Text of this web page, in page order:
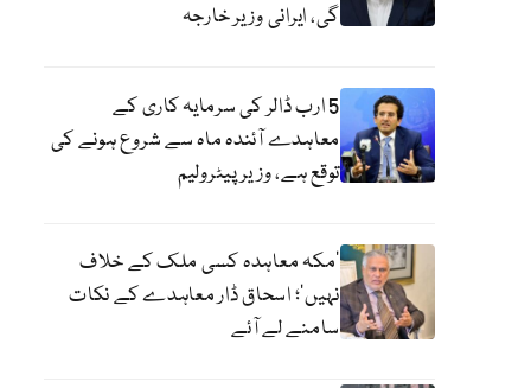
گی، ایرانی وزیر خارجہ
5 ارب ڈالر کی سرمایہ کاری کے
معاہدے آئندہ ماہ سے شروع ہونے کی
توقع ہے، وزیر پیٹرولیم
‘مکہ معاہدہ کسی ملک کے خلاف
نہیں’؛ اسحاق ڈار معاہدے کے نکات
سامنے لے آئے